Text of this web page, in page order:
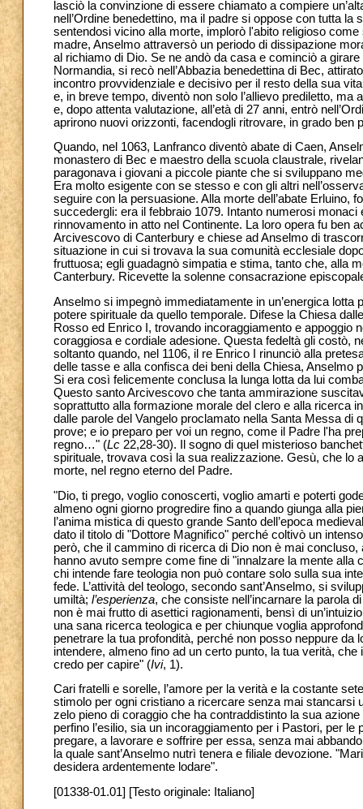
lasciò la convinzione di essere chiamato a compiere
nell’Ordine benedettino, ma il padre si oppose con tutta
sentendosi vicino alla morte, implorò l'abito religioso
madre, Anselmo attraversò un periodo di dissipazione
al richiamo di Dio. Se ne andò da casa e cominciò a
Normandia, si recò nell’Abbazia benedettina di Bec,
incontro provvidenziale e decisivo per il resto della sua
e, in breve tempo, diventò non solo l’allievo prediletto,
e, dopo attenta valutazione, all’età di 27 anni, entrò
aprirono nuovi orizzonti, facendogli ritrovare, in grado
Quando, nel 1063, Lanfranco diventò abate di Caen,
monastero di Bec e maestro della scuola claustrale,
paragonava i giovani a piccole piante che si sviluppano
Era molto esigente con se stesso e con gli altri
seguire con la persuasione. Alla morte dell’abate Erluino,
succedergli: era il febbraio 1079. Intanto numerosi
rinnovamento in atto nel Continente. La loro opera fu ben
Arcivescovo di Canterbury e chiese ad Anselmo di
situazione in cui si trovava la sua comunità ecclesiale
fruttuosa; egli guadagnò simpatia e stima, tanto che, alla
Canterbury. Ricevette la solenne consacrazione
Anselmo si impegnò immediatamente in un’energica lotta
potere spirituale da quello temporale. Difese la Chiesa
Rosso ed Enrico I, trovando incoraggiamento e appoggio
coraggiosa e cordiale adesione. Questa fedeltà gli costò,
soltanto quando, nel 1106, il re Enrico I rinunciò alla
delle tasse e alla confisca dei beni della Chiesa, Anselmo
Si era così felicemente conclusa la lunga lotta da lui
Questo santo Arcivescovo che tanta ammirazione
soprattutto alla formazione morale del clero e alla ricerca
dalle parole del Vangelo proclamato nella Santa Messa
prove; e io preparo per voi un regno, come il Padre l'ha
regno…" (Lc 22,28-30). Il sogno di quel misterioso
spirituale, trovava così la sua realizzazione. Gesù, che lo
morte, nel regno eterno del Padre.
"Dio, ti prego, voglio conoscerti, voglio amarti e poterti
almeno ogni giorno progredire fino a quando giunga alla
l’anima mistica di questo grande Santo dell’epoca
dato il titolo di "Dottore Magnifico" perché coltivò un
però, che il cammino di ricerca di Dio non è mai
hanno avuto sempre come fine di "innalzare la mente alla
chi intende fare teologia non può contare solo sulla sua
fede. L’attività del teologo, secondo sant’Anselmo, si
umiltà; l’esperienza, che consiste nell’incarnare la parola
non è mai frutto di asettici ragionamenti, bensì di
una sana ricerca teologica e per chiunque voglia
penetrare la tua profondità, perché non posso neppure
intendere, almeno fino ad un certo punto, la tua verità,
credo per capire" (Ivi, 1).
Cari fratelli e sorelle, l’amore per la verità e la costante
stimolo per ogni cristiano a ricercare senza mai stancarsi
zelo pieno di coraggio che ha contraddistinto la sua
perfino l’esilio, sia un incoraggiamento per i Pastori, per
pregare, a lavorare e soffrire per essa, senza mai
la quale sant’Anselmo nutrì tenera e filiale devozione.
desidera ardentemente lodare".
[01338-01.01] [Testo originale: Italiano]